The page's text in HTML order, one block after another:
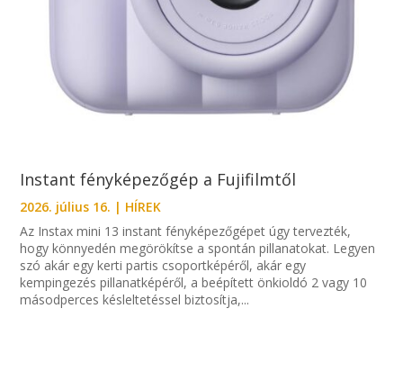
Instant fényképezőgép a Fujifilmtől
2026. július 16. | HÍREK
Az Instax mini 13 instant fényképezőgépet úgy tervezték,
hogy könnyedén megörökítse a spontán pillanatokat. Legyen
szó akár egy kerti partis csoportképéről, akár egy
kempingezés pillanatképéről, a beépített önkioldó 2 vagy 10
másodperces késleltetéssel biztosítja,...